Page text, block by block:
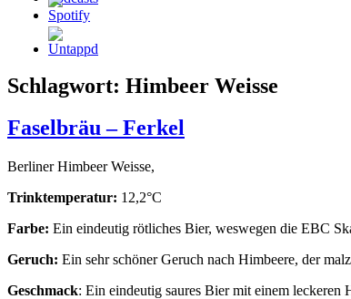
Schlagwort: Himbeer Weisse
Faselbräu – Ferkel
Berliner Himbeer Weisse,
Trinktemperatur: 12,2°C
Farbe: Ein eindeutig rötliches Bier, weswegen die EBC
Geruch: Ein sehr schöner Geruch nach Himbeere, der
Geschmack: Ein eindeutig saures Bier mit einem leckeren